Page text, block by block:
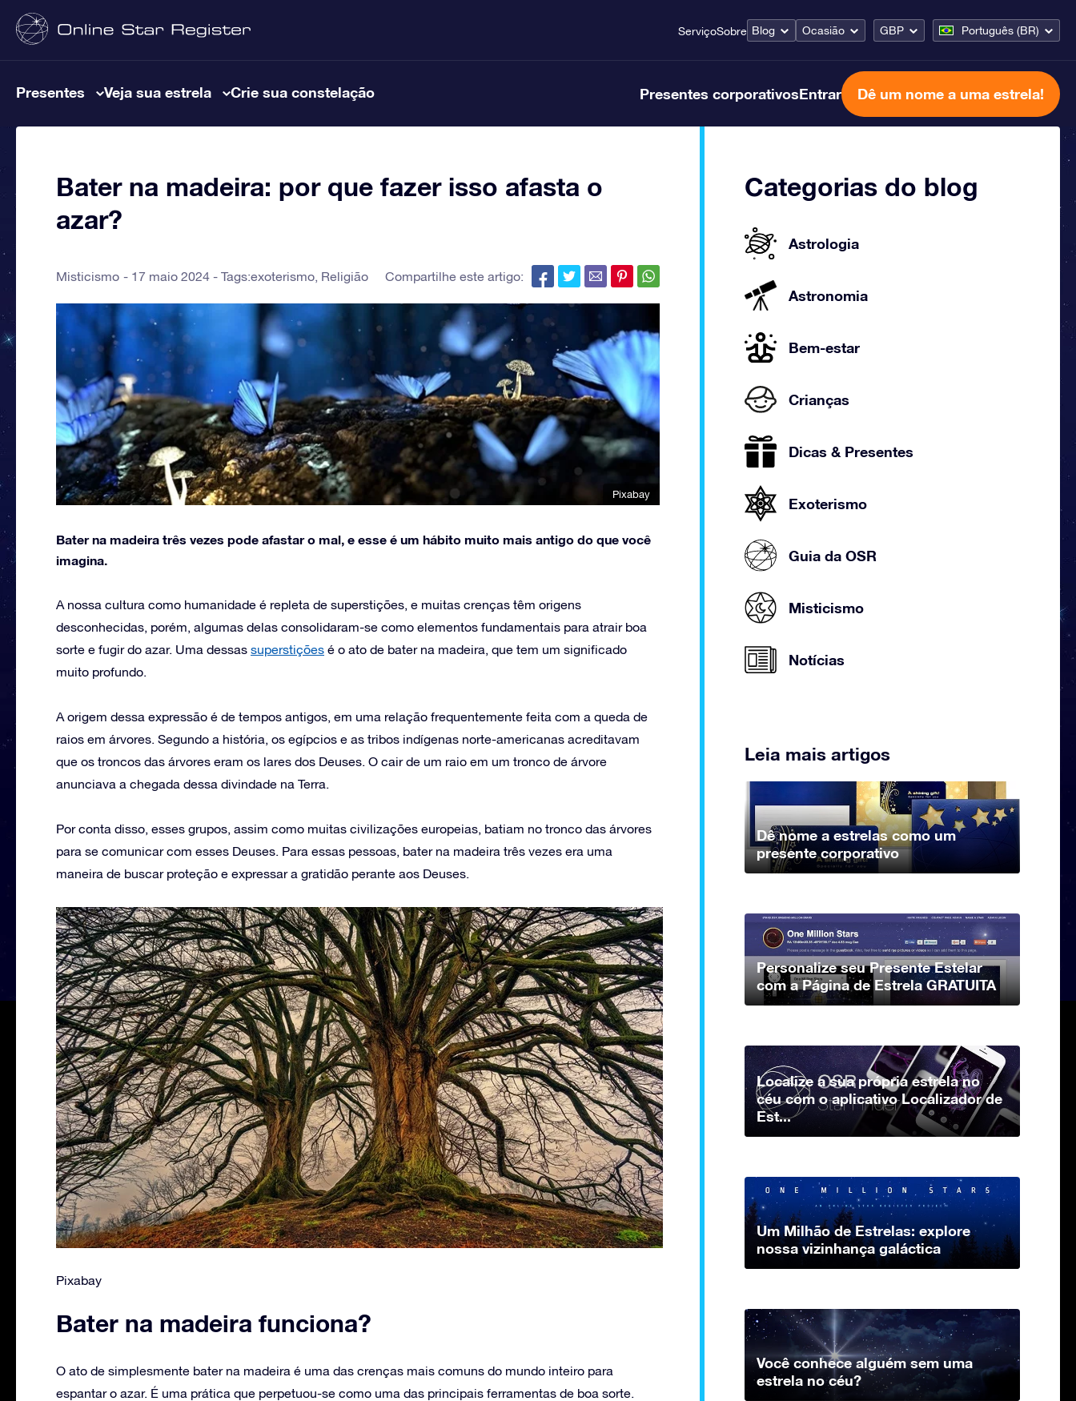
ServiçoSobre Blog Ocasião GBP Português (BR)
Presentes Veja sua estrela Crie sua constelação Presentes corporativosEntrar Dê um nome a uma estrela!
Bater na madeira: por que fazer isso afasta o
azar?
Misticismo 17 maio 2024 - Tags:exoterismo, Religião Compartilhe este artigo:
Pixabay
Bater na madeira três vezes pode afastar o mal, e esse é um hábito muito mais antigo do que você
imagina.
A nossa cultura como humanidade é repleta de superstições, e muitas crenças têm origens
desconhecidas, porém, algumas delas consolidaram-se como elementos fundamentais para atrair boa
sorte e fugir do azar. Uma dessas superstições é o ato de bater na madeira, que tem um significado
muito profundo.
A origem dessa expressão é de tempos antigos, em uma relação frequentemente feita com a queda de
raios em árvores. Segundo a história, os egípcios e as tribos indígenas norte-americanas acreditavam
que os troncos das árvores eram os lares dos Deuses. O cair de um raio em um tronco de árvore
anunciava a chegada dessa divindade na Terra.
Por conta disso, esses grupos, assim como muitas civilizações europeias, batiam no tronco das árvores
para se comunicar com esses Deuses. Para essas pessoas, bater na madeira três vezes era uma
maneira de buscar proteção e expressar a gratidão perante aos Deuses.
Pixabay
Bater na madeira funciona?
O ato de simplesmente bater na madeira é uma das crenças mais comuns do mundo inteiro para
espantar o azar. É uma prática que perpetuou-se como uma das principais ferramentas de boa sorte.
Categorias do blog
Astrologia
Astronomia
Bem-estar
Crianças
Dicas & Presentes
Exoterismo
Guia da OSR
Misticismo
Notícias
Leia mais artigos
Dê nome a estrelas como um
presente corporativo
Personalize seu Presente Estelar
com a Página de Estrela GRATUITA
Localize a sua própria estrela no
céu com o aplicativo Localizador de
Est...
Um Milhão de Estrelas: explore
nossa vizinhança galáctica
Você conhece alguém sem uma
estrela no céu?